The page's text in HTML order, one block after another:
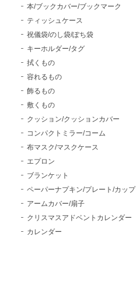
本/ブックカバー/ブックマーク
ティッシュケース
祝儀袋/のし袋/ぽち袋
キーホルダー/タグ
拭くもの
容れるもの
飾るもの
敷くもの
クッション/クッションカバー
コンパクトミラー/コーム
布マスク/マスクケース
エプロン
ブランケット
ペーパーナプキン/プレート/カップ
アームカバー/扇子
クリスマスアドベントカレンダー
カレンダー